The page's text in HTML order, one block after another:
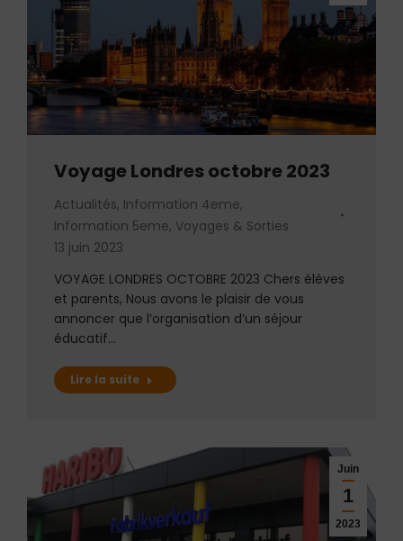
Voyage Londres octobre 2023
Actualités, Information 4eme,
Information 5eme, Voyages & Sorties
13 juin 2023
VOYAGE LONDRES OCTOBRE 2023 Chers élèves
et parents, Nous avons le plaisir de vous
annoncer que l’organisation d’un séjour
éducatif…
Lire la suite
Juin
1
2023